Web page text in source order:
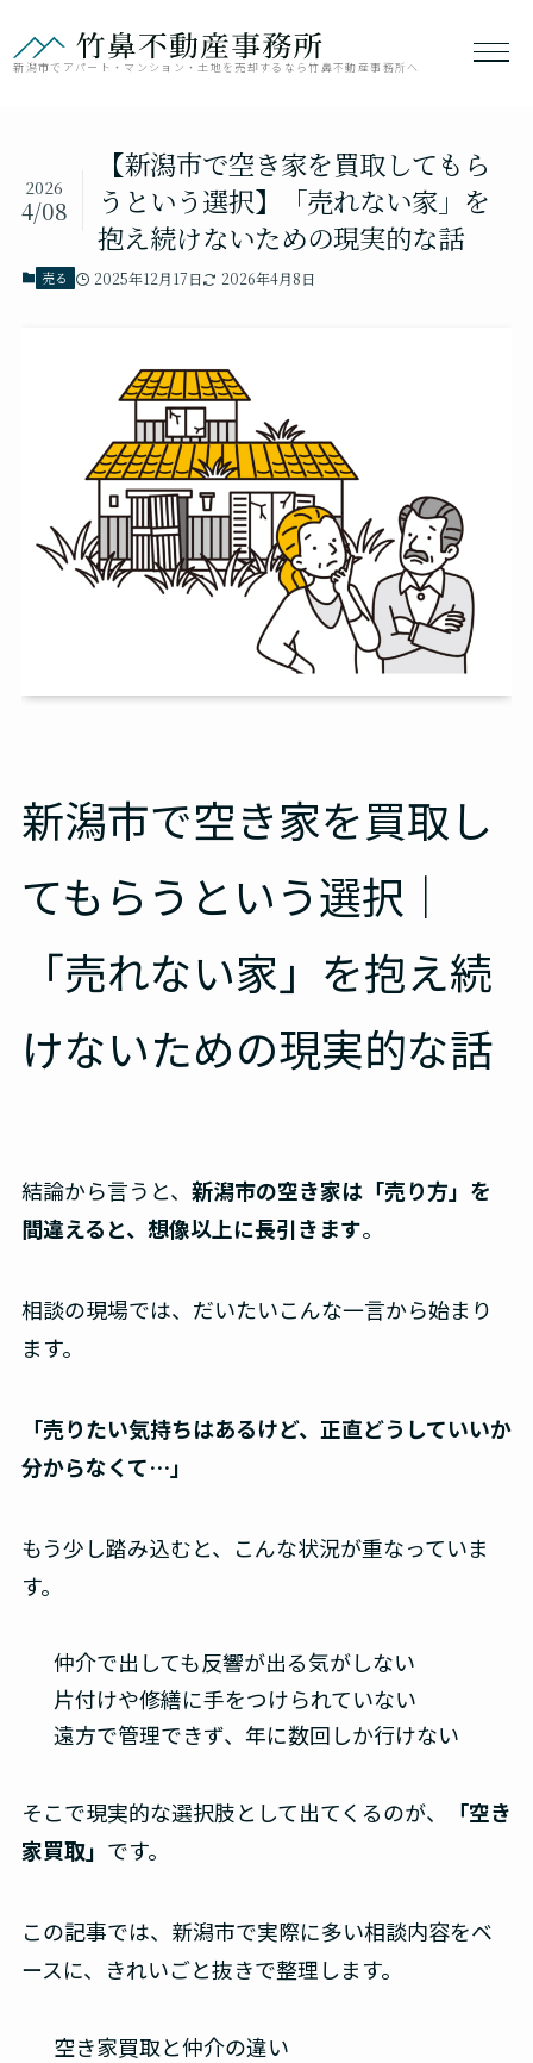
新潟市でアパート・マンション・土地を売却するなら竹鼻不動産事務所へ
【新潟市で空き家を買取してもら
うという選択】「売れない家」を
抱え続けないための現実的な話
2026
4/08
売る 2025年12月17日 2026年4月8日
新潟市で空き家を買取し
てもらうという選択｜
「売れない家」を抱え続
けないための現実的な話
結論から言うと、 新潟市の空き家は「売り方」を
間違えると、想像以上に長引きます。
相談の現場では、だいたいこんな一言から始まり
ます。
「売りたい気持ちはあるけど、正直どうしていいか
分からなくて…」
もう少し踏み込むと、こんな状況が重なっていま
す。
仲介で出しても反響が出る気がしない
片付けや修繕に手をつけられていない
遠方で管理できず、年に数回しか行けない
そこで現実的な選択肢として出てくるのが、
「空き
家買取」 です。
この記事では、新潟市で実際に多い相談内容をベ
ースに、きれいごと抜きで整理します。
空き家買取と仲介の違い